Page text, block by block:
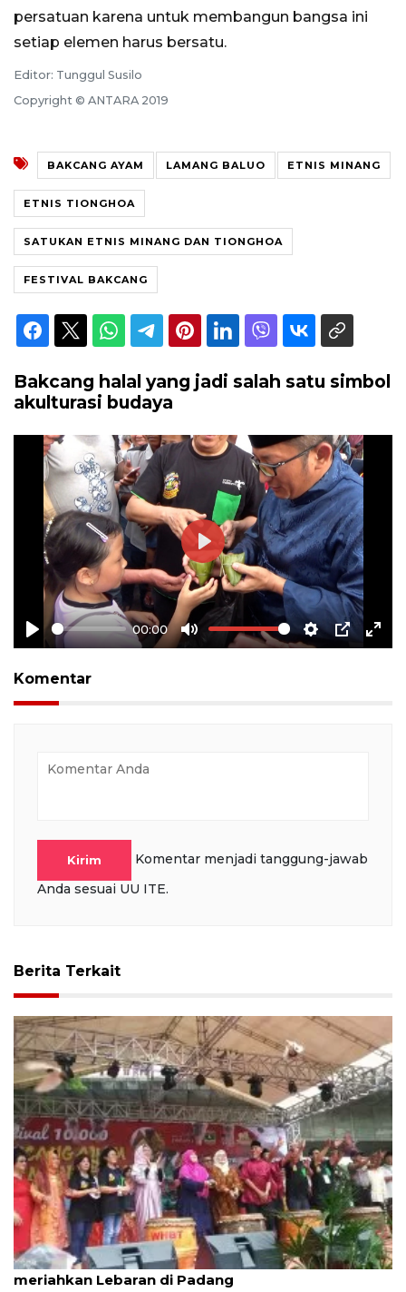
persatuan karena untuk membangun bangsa ini
setiap elemen harus bersatu.
Editor: Tunggul Susilo
Copyright © ANTARA 2019
BAKCANG AYAM LAMANG BALUO ETNIS MINANG
ETNIS TIONGHOA
SATUKAN ETNIS MINANG DAN TIONGHOA
FESTIVAL BAKCANG
Bakcang halal yang jadi salah satu simbol
akulturasi budaya
Play
00:00
Mute Settings
PIP
Play
Komentar
Kirim
Komentar menjadi tanggung-jawab
Anda sesuai UU ITE.
Berita Terkait
Festival bakcang ayam dan lamang baluo
meriahkan Lebaran di Padang